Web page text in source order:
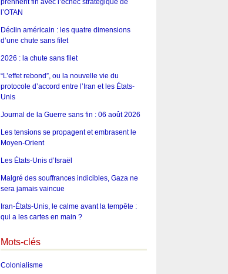
prennent fin avec l’échec stratégique de
l’OTAN
Déclin américain : les quatre dimensions
d’une chute sans filet
2026 : la chute sans filet
“L’effet rebond”, ou la nouvelle vie du
protocole d’accord entre l’Iran et les États-
Unis
Journal de la Guerre sans fin : 06 août 2026
Les tensions se propagent et embrasent le
Moyen-Orient
Les États-Unis d’Israël
Malgré des souffrances indicibles, Gaza ne
sera jamais vaincue
Iran-États-Unis, le calme avant la tempête :
qui a les cartes en main ?
Mots-clés
Colonialisme